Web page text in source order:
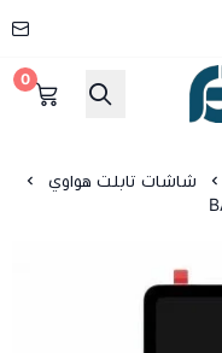
0
شاشات تابلت هواوي